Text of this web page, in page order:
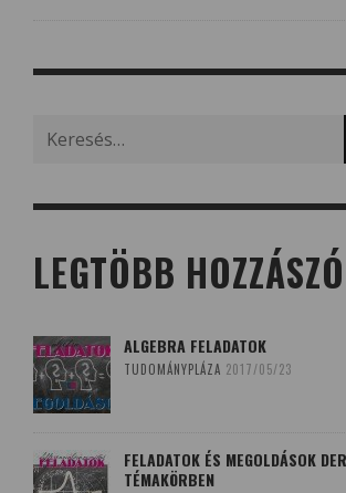
LEGTÖBB
ALGEBRA FELADATOK
TUDOMÁNYPLÁZA 2017/05/23
FELADATOK ÉS MEGOLDÁSOK
TÉMAKÖRBEN